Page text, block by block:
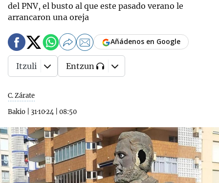
del PNV, el busto al que este pasado verano le
arrancaron una oreja
C. Zárate
Bakio
31·10·24 08:50
Añádenos en Google
Itzuli Entzun